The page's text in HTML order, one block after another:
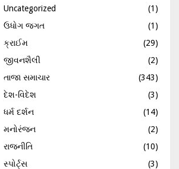
Uncategorized
(1)
ઉધોગ જગત
(1)
ક્રાઈમ
(29)
જીવનશૈલી
(2)
તાજા સમાચાર
(343)
દેશ-વિદેશ
(3)
ધર્મ દર્શન
(14)
મનોરંજન
(2)
રાજનીતિ
(10)
સ્પોર્ટ્સ
(3)